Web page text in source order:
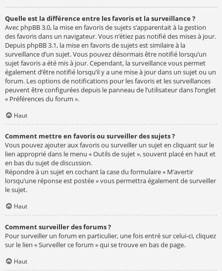
Quelle est la différence entre les favoris et la surveillance ?
Avec phpBB 3.0, la mise en favoris de sujets s’apparentait à la gestion
des favoris dans un navigateur. Vous n’étiez pas notifié des mises à jour.
Depuis phpBB 3.1, la mise en favoris de sujets est similaire à la
surveillance d’un sujet. Vous pouvez désormais être notifié lorsqu’un
sujet favoris a été mis à jour. Cependant, la surveillance vous permet
également d’être notifié lorsqu’il y a une mise à jour dans un sujet ou un
forum. Les options de notifications pour les favoris et les surveillances
peuvent être configurées depuis le panneau de l’utilisateur dans l’onglet
« Préférences du forum ».
Haut
Comment mettre en favoris ou surveiller des sujets ?
Vous pouvez ajouter aux favoris ou surveiller un sujet en cliquant sur le
lien approprié dans le menu « Outils de sujet », souvent placé en haut et
en bas du sujet de discussion.
Répondre à un sujet en cochant la case du formulaire « M’avertir
lorsqu’une réponse est postée » vous permettra également de surveiller
le sujet.
Haut
Comment surveiller des forums ?
Pour surveiller un forum en particulier, une fois entré sur celui-ci, cliquez
sur le lien « Surveiller ce forum » qui se trouve en bas de page.
Haut